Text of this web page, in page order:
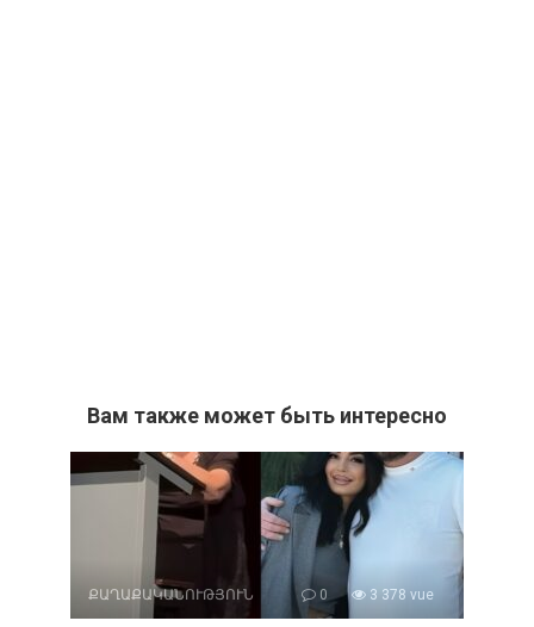
Вам также может быть интересно
ՔԱՂԱՔԱԿԱՆՈՒԹՅՈՒՆ 0 3 378 vue